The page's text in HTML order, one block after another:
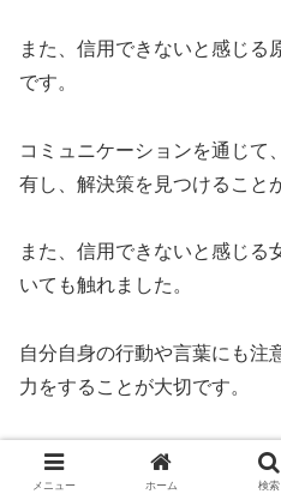
また、信用できないと感じる
です。
コミュニケーションを通じて
有し、解決策を見つけること
また、信用できないと感じる
いても触れました。
自分自身の行動や言葉にも注
力をすることが大切です。
相手に対しても信頼を示す行
良好な関係を築くことができ
メニュー ホーム 検索